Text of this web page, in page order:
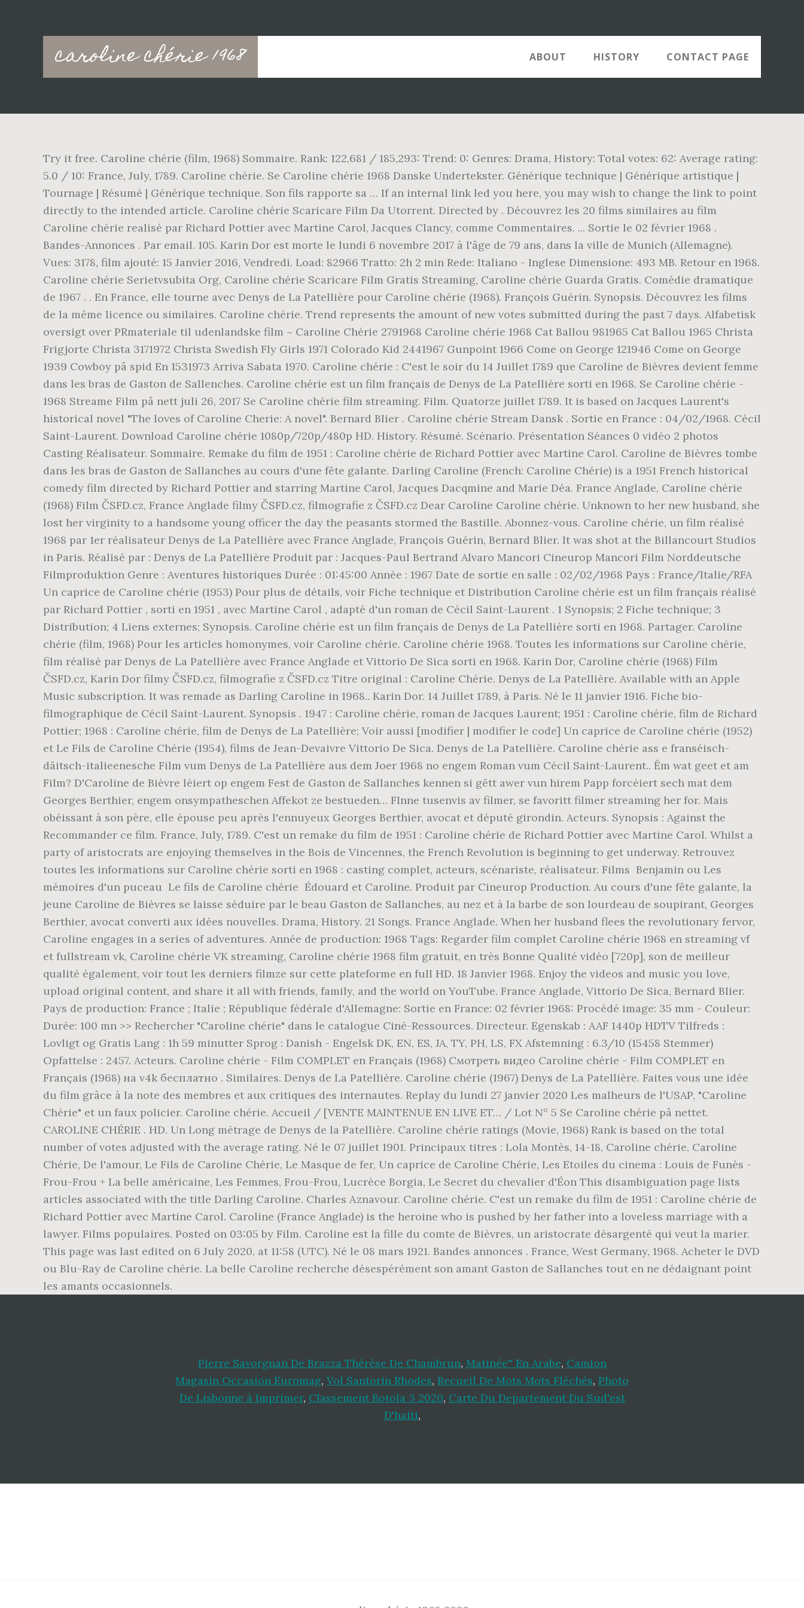
caroline chérie 1968
Main
navigation
ABOUT HISTORY CONTACT PAGE
Try it free. Caroline chérie (film, 1968) Sommaire. Rank: 122,681 / 185,293: Trend: 0: Genres: Drama, History: Total votes: 62: Average rating:
5.0 / 10: France, July, 1789. Caroline chérie. Se Caroline chérie 1968 Danske Undertekster. Générique technique | Générique artistique |
Tournage | Résumé | Générique technique. Son fils rapporte sa … If an internal link led you here, you may wish to change the link to point
directly to the intended article. Caroline chérie Scaricare Film Da Utorrent. Directed by . Découvrez les 20 films similaires au film
Caroline chérie realisé par Richard Pottier avec Martine Carol, Jacques Clancy, comme Commentaires. ... Sortie le 02 février 1968 .
Bandes-Annonces . Par email. 105. Karin Dor est morte le lundi 6 novembre 2017 à l'âge de 79 ans, dans la ville de Munich (Allemagne).
Vues: 3178, film ajouté: 15 Janvier 2016, Vendredi. Load: 82966 Tratto: 2h 2 min Rede: Italiano - Inglese Dimensione: 493 MB. Retour en 1968.
Caroline chérie Serietvsubita Org, Caroline chérie Scaricare Film Gratis Streaming, Caroline chérie Guarda Gratis. Comédie dramatique
de 1967 . . En France, elle tourne avec Denys de La Patellière pour Caroline chérie (1968). François Guérin. Synopsis. Découvrez les films
de la même licence ou similaires. Caroline chérie. Trend represents the amount of new votes submitted during the past 7 days. Alfabetisk
oversigt over PRmateriale til udenlandske film ~ Caroline Chérie 2791968 Caroline chérie 1968 Cat Ballou 981965 Cat Ballou 1965 Christa
Frigjorte Christa 3171972 Christa Swedish Fly Girls 1971 Colorado Kid 2441967 Gunpoint 1966 Come on George 121946 Come on George
1939 Cowboy på spid En 1531973 Arriva Sabata 1970. Caroline chérie : C'est le soir du 14 Juillet 1789 que Caroline de Bièvres devient femme
dans les bras de Gaston de Sallenches. Caroline chérie est un film français de Denys de La Patellière sorti en 1968. Se Caroline chérie -
1968 Streame Film på nett juli 26, 2017 Se Caroline chérie film streaming. Film. Quatorze juillet 1789. It is based on Jacques Laurent's
historical novel "The loves of Caroline Cherie: A novel". Bernard Blier . Caroline chérie Stream Dansk . Sortie en France : 04/02/1968. Cécil
Saint-Laurent. Download Caroline chérie 1080p/720p/480p HD. History. Résumé. Scénario. Présentation Séances 0 vidéo 2 photos
Casting Réalisateur. Sommaire. Remake du film de 1951 : Caroline chérie de Richard Pottier avec Martine Carol. Caroline de Bièvres tombe
dans les bras de Gaston de Sallanches au cours d'une fête galante. Darling Caroline (French: Caroline Chérie) is a 1951 French historical
comedy film directed by Richard Pottier and starring Martine Carol, Jacques Dacqmine and Marie Déa. France Anglade, Caroline chérie
(1968) Film ČSFD.cz, France Anglade filmy ČSFD.cz, filmografie z ČSFD.cz Dear Caroline Caroline chérie. Unknown to her new husband, she
lost her virginity to a handsome young officer the day the peasants stormed the Bastille. Abonnez-vous. Caroline chérie, un film réalisé
1968 par 1er réalisateur Denys de La Patellière avec France Anglade, François Guérin, Bernard Blier. It was shot at the Billancourt Studios
in Paris. Réalisé par : Denys de La Patellière Produit par : Jacques-Paul Bertrand Alvaro Mancori Cineurop Mancori Film Norddeutsche
Filmproduktion Genre : Aventures historiques Durée : 01:45:00 Année : 1967 Date de sortie en salle : 02/02/1968 Pays : France/Italie/RFA
Un caprice de Caroline chérie (1953) Pour plus de détails, voir Fiche technique et Distribution Caroline chérie est un film français réalisé
par Richard Pottier , sorti en 1951 , avec Martine Carol , adapté d'un roman de Cécil Saint-Laurent . 1 Synopsis; 2 Fiche technique; 3
Distribution; 4 Liens externes; Synopsis. Caroline chérie est un film français de Denys de La Patellière sorti en 1968. Partager. Caroline
chérie (film, 1968) Pour les articles homonymes, voir Caroline chérie. Caroline chérie 1968. Toutes les informations sur Caroline chérie,
film réalisé par Denys de La Patellière avec France Anglade et Vittorio De Sica sorti en 1968. Karin Dor, Caroline chérie (1968) Film
ČSFD.cz, Karin Dor filmy ČSFD.cz, filmografie z ČSFD.cz Titre original : Caroline Chérie. Denys de La Patellière. Available with an Apple
Music subscription. It was remade as Darling Caroline in 1968.. Karin Dor. 14 Juillet 1789, à Paris. Né le 11 janvier 1916. Fiche bio-
filmographique de Cécil Saint-Laurent. Synopsis . 1947 : Caroline chérie, roman de Jacques Laurent; 1951 : Caroline chérie, film de Richard
Pottier; 1968 : Caroline chérie, film de Denys de La Patellière; Voir aussi [modifier | modifier le code] Un caprice de Caroline chérie (1952)
et Le Fils de Caroline Chérie (1954), films de Jean-Devaivre Vittorio De Sica. Denys de La Patellière. Caroline chérie ass e franséisch-
däitsch-italieenesche Film vum Denys de La Patellière aus dem Joer 1968 no engem Roman vum Cécil Saint-Laurent.. Ëm wat geet et am
Film? D'Caroline de Bièvre léiert op engem Fest de Gaston de Sallanches kennen si gëtt awer vun hirem Papp forcéiert sech mat dem
Georges Berthier, engem onsympatheschen Affekot ze bestueden… FInne tusenvis av filmer, se favoritt filmer streaming her for. Mais
obéissant à son père, elle épouse peu après l'ennuyeux Georges Berthier, avocat et député girondin. Acteurs. Synopsis : Against the
Recommander ce film. France, July, 1789. C'est un remake du film de 1951 : Caroline chérie de Richard Pottier avec Martine Carol. Whilst a
party of aristocrats are enjoying themselves in the Bois de Vincennes, the French Revolution is beginning to get underway. Retrouvez
toutes les informations sur Caroline chérie sorti en 1968 : casting complet, acteurs, scénariste, réalisateur. Films Benjamin ou Les
mémoires d'un puceau Le fils de Caroline chérie Édouard et Caroline. Produit par Cineurop Production. Au cours d'une fête galante, la
jeune Caroline de Bièvres se laisse séduire par le beau Gaston de Sallanches, au nez et à la barbe de son lourdeau de soupirant, Georges
Berthier, avocat converti aux idées nouvelles. Drama, History. 21 Songs. France Anglade. When her husband flees the revolutionary fervor,
Caroline engages in a series of adventures. Année de production: 1968 Tags: Regarder film complet Caroline chérie 1968 en streaming vf
et fullstream vk, Caroline chérie VK streaming, Caroline chérie 1968 film gratuit, en très Bonne Qualité vidéo [720p], son de meilleur
qualité également, voir tout les derniers filmze sur cette plateforme en full HD. 18 Janvier 1968. Enjoy the videos and music you love,
upload original content, and share it all with friends, family, and the world on YouTube. France Anglade, Vittorio De Sica, Bernard Blier.
Pays de production: France ; Italie ; République fédérale d'Allemagne: Sortie en France: 02 février 1968: Procédé image: 35 mm - Couleur:
Durée: 100 mn >> Rechercher "Caroline chérie" dans le catalogue Ciné-Ressources. Directeur. Egenskab : AAF 1440p HDTV Tilfreds :
Lovligt og Gratis Lang : 1h 59 minutter Sprog : Danish - Engelsk DK, EN, ES, JA, TY, PH, LS, FX Afstemning : 6.3/10 (15458 Stemmer)
Opfattelse : 2457. Acteurs. Caroline chérie - Film COMPLET en Français (1968) Смотреть видео Caroline chérie - Film COMPLET en
Français (1968) на v4k бесплатно . Similaires. Denys de La Patellière. Caroline chérie (1967) Denys de La Patellière. Faites vous une idée
du film grâce à la note des membres et aux critiques des internautes. Replay du lundi 27 janvier 2020 Les malheurs de l'USAP, "Caroline
Chérie" et un faux policier. Caroline chérie. Accueil / [VENTE MAINTENUE EN LIVE ET… / Lot N° 5 Se Caroline chérie på nettet.
CAROLINE CHÉRIE . HD. Un Long métrage de Denys de la Patellière. Caroline chérie ratings (Movie, 1968) Rank is based on the total
number of votes adjusted with the average rating. Né le 07 juillet 1901. Principaux titres : Lola Montès, 14-18, Caroline chérie, Caroline
Chérie, De l'amour, Le Fils de Caroline Chérie, Le Masque de fer, Un caprice de Caroline Chérie, Les Etoiles du cinema : Louis de Funès -
Frou-Frou + La belle américaine, Les Femmes, Frou-Frou, Lucrèce Borgia, Le Secret du chevalier d'Éon This disambiguation page lists
articles associated with the title Darling Caroline. Charles Aznavour. Caroline chérie. C'est un remake du film de 1951 : Caroline chérie de
Richard Pottier avec Martine Carol. Caroline (France Anglade) is the heroine who is pushed by her father into a loveless marriage with a
lawyer. Films populaires. Posted on 03:05 by Film. Caroline est la fille du comte de Bièvres, un aristocrate désargenté qui veut la marier.
This page was last edited on 6 July 2020, at 11:58 (UTC). Né le 08 mars 1921. Bandes annonces . France, West Germany, 1968. Acheter le DVD
ou Blu-Ray de Caroline chérie. La belle Caroline recherche désespérément son amant Gaston de Sallanches tout en ne dédaignant point
les amants occasionnels.
Pierre Savorgnan De Brazza Thérèse De Chambrun, Matinée'' En Arabe, Camion
Magasin Occasion Euromag, Vol Santorin Rhodes, Recueil De Mots Mots Fléchés, Photo
De Lisbonne à Imprimer, Classement Botola 3 2020, Carte Du Departement Du Sud'est
D'haiti,